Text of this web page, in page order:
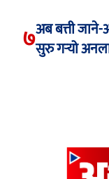
७अब बत्ती
सुरु गर्‍यो